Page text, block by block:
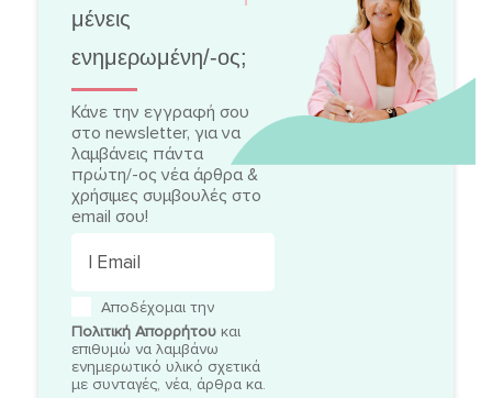
μένεις
ενημερωμένη/-ος;
Κάνε την εγγραφή σου
στο newsletter, για να
λαμβάνεις πάντα
πρώτη/-ος νέα άρθρα &
χρήσιμες συμβουλές στο
email σου!
Αποδέχομαι την
Πολιτική Απορρήτου και
επιθυμώ να λαμβάνω
ενημερωτικό υλικό σχετικά
με συνταγές, νέα, άρθρα κα.